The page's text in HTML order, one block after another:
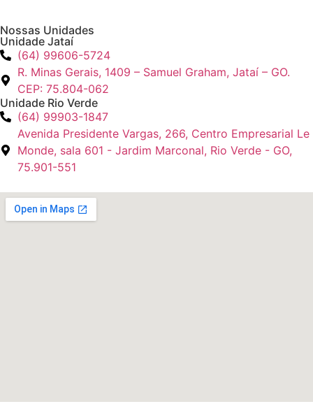
Nossas Unidades
Unidade Jataí
(64) 99606-5724
R. Minas Gerais, 1409 – Samuel Graham, Jataí – GO.
CEP: 75.804-062
Unidade Rio Verde
(64) 99903-1847
Avenida Presidente Vargas, 266, Centro Empresarial Le
Monde, sala 601 - Jardim Marconal, Rio Verde - GO,
75.901-551